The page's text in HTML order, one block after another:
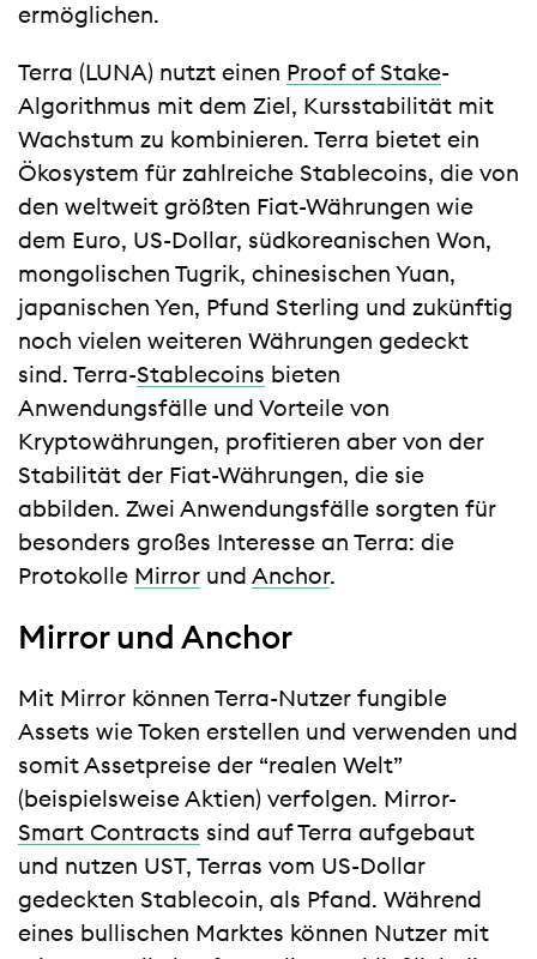
ermöglichen.
Terra (LUNA) nutzt einen Proof of Stake-
Algorithmus mit dem Ziel, Kursstabilität mit
Wachstum zu kombinieren. Terra bietet ein
Ökosystem für zahlreiche Stablecoins, die von
den weltweit größten Fiat-Währungen wie
dem Euro, US-Dollar, südkoreanischen Won,
mongolischen Tugrik, chinesischen Yuan,
japanischen Yen, Pfund Sterling und zukünftig
noch vielen weiteren Währungen gedeckt
sind. Terra-Stablecoins bieten
Anwendungsfälle und Vorteile von
Kryptowährungen, profitieren aber von der
Stabilität der Fiat-Währungen, die sie
abbilden. Zwei Anwendungsfälle sorgten für
besonders großes Interesse an Terra: die
Protokolle Mirror und Anchor.
Mirror und Anchor
Mit Mirror können Terra-Nutzer fungible
Assets wie Token erstellen und verwenden und
somit Assetpreise der “realen Welt”
(beispielsweise Aktien) verfolgen. Mirror-
Smart Contracts sind auf Terra aufgebaut
und nutzen UST, Terras vom US-Dollar
gedeckten Stablecoin, als Pfand. Während
eines bullischen Marktes können Nutzer mit